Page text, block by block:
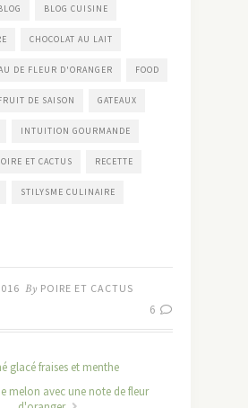
BLOG CUISINE
CHOCOLAT AU LAIT
DE FLEUR D'ORANGER FOOD
DE SAISON GATEAUX
INTUITION GOURMANDE
ET CACTUS RECETTE
STILYSME CULINAIRE
By POIRE ET CACTUS
6
glacé fraises et menthe
melon avec une note de fleur